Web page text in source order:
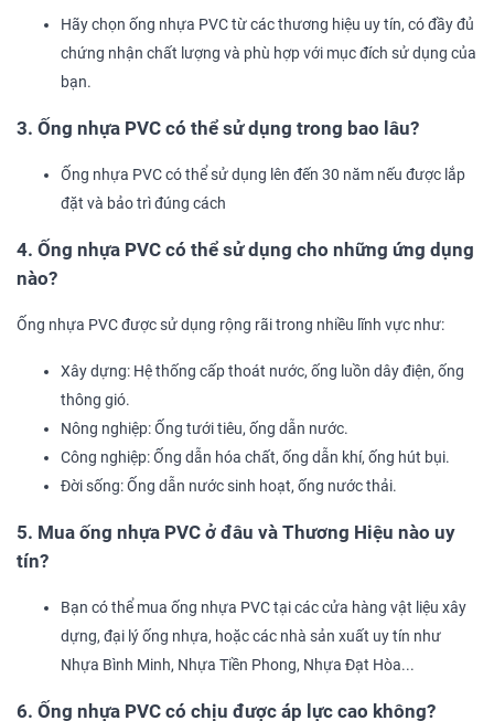
Hãy chọn ống nhựa PVC từ các thương hiệu uy tín, có đầy đủ
chứng nhận chất lượng và phù hợp với mục đích sử dụng của
bạn.
3. Ống nhựa PVC có thể sử dụng trong bao lâu?
Ống nhựa PVC có thể sử dụng lên đến 30 năm nếu được lắp
đặt và bảo trì đúng cách​
4. Ống nhựa PVC có thể sử dụng cho những ứng dụng
nào?
Ống nhựa PVC được sử dụng rộng rãi trong nhiều lĩnh vực như:
Xây dựng: Hệ thống cấp thoát nước, ống luồn dây điện, ống
thông gió.
Nông nghiệp: Ống tưới tiêu, ống dẫn nước.
Công nghiệp: Ống dẫn hóa chất, ống dẫn khí, ống hút bụi.
Đời sống: Ống dẫn nước sinh hoạt, ống nước thải.
5. Mua ống nhựa PVC ở đâu và Thương Hiệu nào uy
tín?
Bạn có thể mua ống nhựa PVC tại các cửa hàng vật liệu xây
dựng, đại lý ống nhựa, hoặc các nhà sản xuất uy tín như
Nhựa Bình Minh, Nhựa Tiền Phong, Nhựa Đạt Hòa...
6. Ống nhựa PVC có chịu được áp lực cao không?